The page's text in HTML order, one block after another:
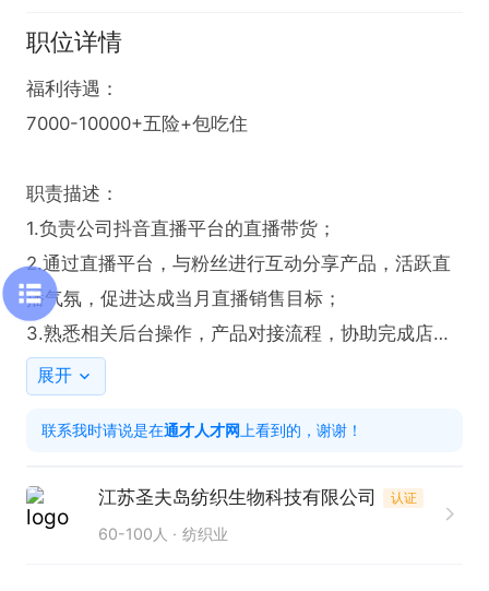
职位详情
福利待遇：
7000-10000+五险+包吃住
职责描述：
1.负责公司抖音直播平台的直播带货；
2.通过直播平台，与粉丝进行互动分享产品，活跃直
播气氛，促进达成当月直播销售目标；
3.熟悉相关后台操作，产品对接流程，协助完成店铺
产品推广；
粉丝活跃度；
传工作；
6.不断学习熟悉产品卖点、产品介绍，不断提高直播
展开
联系我时请说是在通才人才网 上看到的，谢谢！
江苏圣夫岛纺织生物科技有限公司 认证
60-100人 纺织业